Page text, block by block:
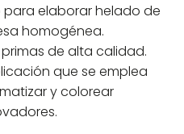
elaborar helado de
homogénea.
de alta calidad.
que se emplea
y colorear